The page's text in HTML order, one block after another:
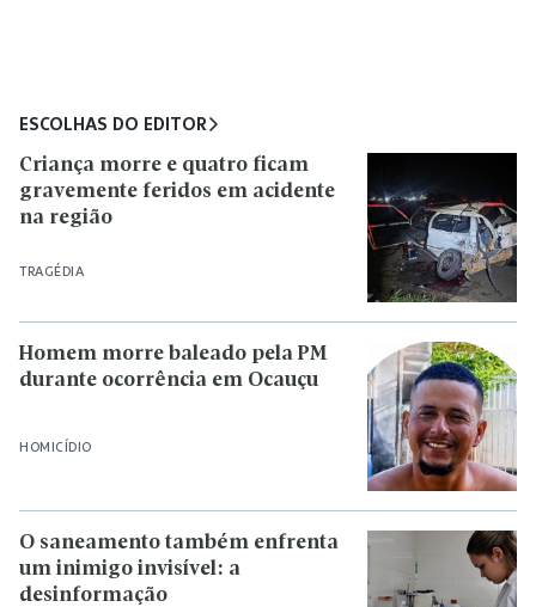
ESCOLHAS DO EDITOR
TRAGÉDIA
Criança morre e quatro ficam
gravemente feridos em acidente
na região
HOMICÍDIO
Homem morre baleado pela PM
durante ocorrência em Ocauçu
O saneamento também enfrenta
um inimigo invisível: a
desinformação